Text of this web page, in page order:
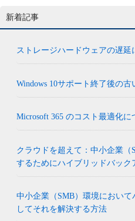
新着記事
ストレージハードウェアの遅
Windows 10サポート終了後の
Microsoft 365 のコスト最適化に
クラウドを超えて：中小企業（
するためにハイブリッドバック
中小企業（SMB）環境におい
してそれを解決する方法